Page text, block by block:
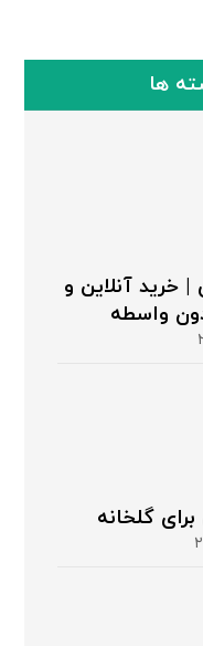
ها
خرید آنلاین و
واسطه
گلخانه